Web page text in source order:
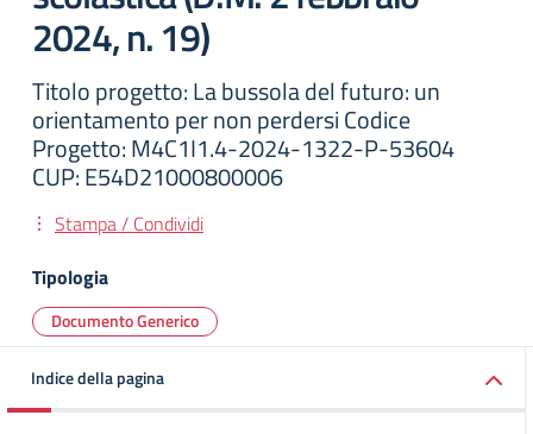
2024, n. 19)
Titolo progetto: La bussola del futuro: un
orientamento per non perdersi Codice
Progetto: M4C1I1.4-2024-1322-P-53604
CUP: E54D21000800006
Stampa / Condividi
Tipologia
Documento Generico
Indice della pagina